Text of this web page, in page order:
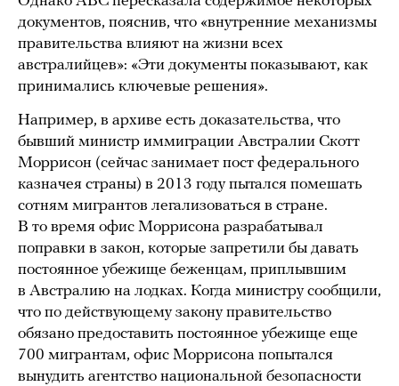
документов, пояснив, что «внутренние механизмы
правительства влияют на жизни всех
австралийцев»: «Эти документы показывают, как
принимались ключевые решения».
Например, в архиве есть доказательства, что
бывший министр иммиграции Австралии Скотт
Моррисон (сейчас занимает пост федерального
казначея страны) в 2013 году пытался помешать
сотням мигрантов легализоваться в стране.
В то время офис Моррисона разрабатывал
поправки в закон, которые запретили бы давать
постоянное убежище беженцам, приплывшим
в Австралию на лодках. Когда министру сообщили,
что по действующему закону правительство
обязано предоставить постоянное убежище еще
700 мигрантам, офис Моррисона попытался
вынудить агентство национальной безопасности